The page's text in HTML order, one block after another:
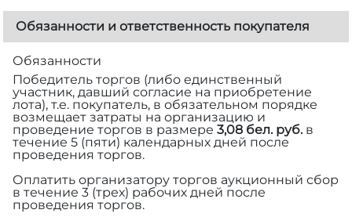
Обязанности и ответственность покупателя
Обязанности
Победитель торгов (либо единственный
участник, давший согласие на приобретение
лота), т.е. покупатель, в обязательном порядке
возмещает затраты на организацию и
проведение торгов в размере 3,08 бел. руб.в
течение 5 (пяти) календарных дней после
проведения торгов.
Оплатить организатору торгов аукционный сбор
в течение 3 (трех) рабочих дней после
проведения торгов.